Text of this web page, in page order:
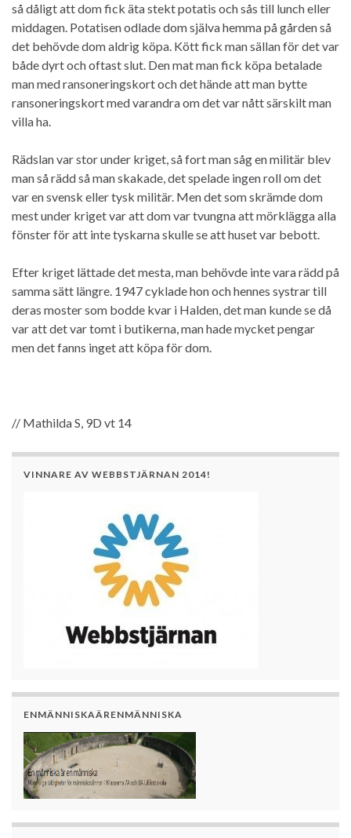
så dåligt att dom fick äta stekt potatis och sås till lunch eller
middagen. Potatisen odlade dom själva hemma på gården så
det behövde dom aldrig köpa. Kött fick man sällan för det var
både dyrt och oftast slut. Den mat man fick köpa betalade
man med ransoneringskort och det hände att man bytte
ransoneringskort med varandra om det var nått särskilt man
villa ha.
Rädslan var stor under kriget, så fort man såg en militär blev
man så rädd så man skakade, det spelade ingen roll om det
var en svensk eller tysk militär. Men det som skrämde dom
mest under kriget var att dom var tvungna att mörklägga alla
fönster för att inte tyskarna skulle se att huset var bebott.
Efter kriget lättade det mesta, man behövde inte vara rädd på
samma sätt längre. 1947 cyklade hon och hennes systrar till
deras moster som bodde kvar i Halden, det man kunde se då
var att det var tomt i butikerna, man hade mycket pengar
men det fanns inget att köpa för dom.
// Mathilda S, 9D vt 14
VINNARE AV WEBBSTJÄRNAN 2014!
ENMÄNNISKAÄRENMÄNNISKA